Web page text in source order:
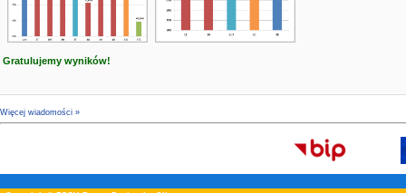
Gratulujemy wyników!
Więcej wiadomości »